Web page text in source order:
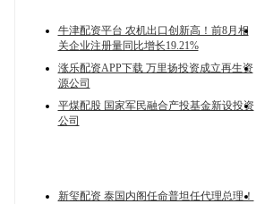
牛津配资平台 农机出口创新高！前8月相
关企业注册量同比增长19.21%
涨乐配资APP下载 万里扬投资成立再生资
源公司
平煤配股 国家军民融合产投基金新设投资
公司
新玺配资 泰国内阁任命普坦任代理总理！